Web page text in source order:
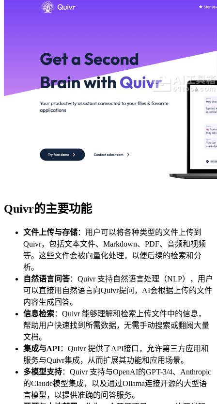
Quivr的主要功能
文件上传与存储：用户可以将各种类型的文件上传到
Quivr，包括文本文件、Markdown、PDF、音频和视频
等。这些文件会被向量化处理，以便后续的检索和分
析。
自然语言问答：Quivr 支持自然语言处理（NLP），用户
可以直接用自然语言向Quivr提问，AI会根据上传的文件
内容生成回答。
信息检索：Quivr 能够理解和检索上传文件中的信息，
帮助用户快速找到所需数据，无需手动搜索或翻阅大量
文档。
集成与API：Quivr 提供了API接口，允许第三方应用和
服务与Quivr集成，从而扩展其功能和应用场景。
多模型支持：Quivr 支持与OpenAI的GPT-3/4、Anthropic
的Claude模型集成，以及通过Ollama连接开源的大型语
言模型，以提供准确的问答服务。